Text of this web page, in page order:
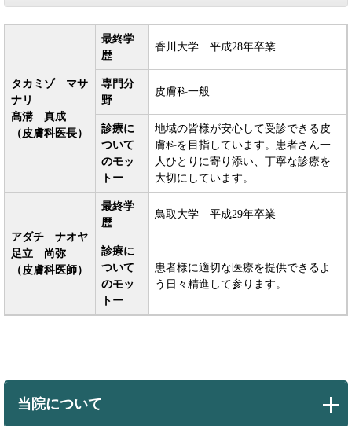
タカミゾ マサ
ナリ
髙溝 真成
（皮膚科医長）
最終学
歴
香川大学 平成28年卒業
専門分
野
皮膚科一般
診療に
ついて
のモッ
トー
地域の皆様が安心して受診できる皮
膚科を目指しています。患者さん一
人ひとりに寄り添い、丁寧な診療を
大切にしています。
アダチ ナオヤ
足立 尚弥
（皮膚科医師）
最終学
歴
鳥取大学 平成29年卒業
診療に
ついて
のモッ
トー
患者様に適切な医療を提供できるよ
う日々精進して参ります。
当院について